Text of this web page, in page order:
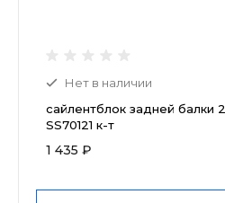
Нет в наличии
сайлентблок задней балки
SS70121 к-т
1 435 ₽